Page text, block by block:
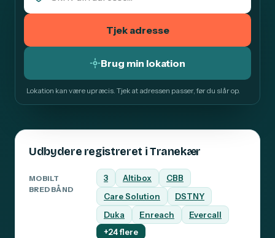
Tjek adresse
Brug min lokation
Lokation kan være upræcis. Tjek at adressen passer, før du slår op.
Udbydere registreret i Tranekær
MOBILT
BREDBÅND
3 Altibox
CBB
Care Solution
DSTNY
Duka
Enreach
Evercall
+24 flere